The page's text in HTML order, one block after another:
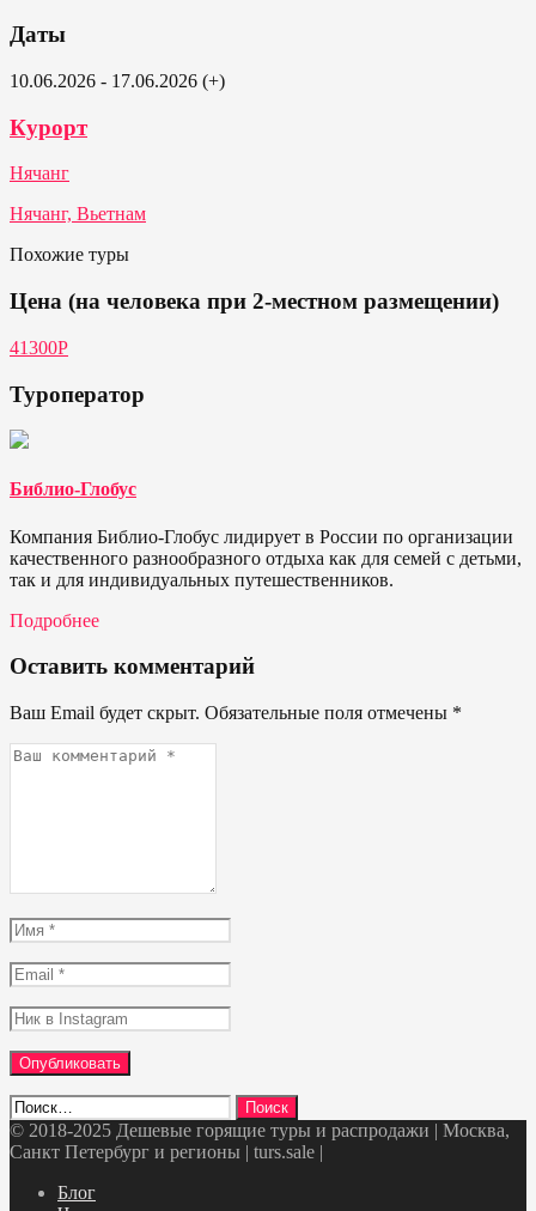
Даты
10.06.2026 - 17.06.2026 (+)
Курорт
Нячанг
Нячанг, Вьетнам
Похожие туры
Цена (на человека при 2-местном размещении)
41300P
Туроператор
Библио-Глобус
Компания Библио-Глобус лидирует в России по организации
качественного разнообразного отдыха как для семей с детьми,
так и для индивидуальных путешественников.
Подробнее
Оставить комментарий
Ваш Email будет скрыт. Обязательные поля отмечены *
Ваш
Имя
*
Email
*
Ник
в
Instagram
Найти:
© 2018-2025 Дешевые горящие туры и распродажи | Москва,
Санкт Петербург и регионы | turs.sale |
Блог